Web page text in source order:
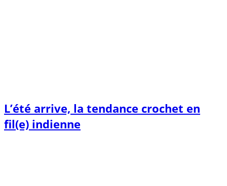
L’été arrive, la tendance crochet en
fil(e) indienne